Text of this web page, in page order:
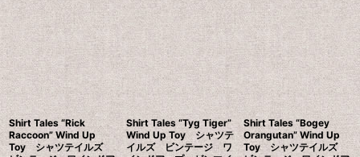
Shirt Tales “Rick
Raccoon” Wind Up
Toy シャツテイルズ
Shirt Tales “Tyg Tiger”
Wind Up Toy シャツテ
イルズ ビンテージ ワ
Shirt Tales “Bogey
Orangutan” Wind Up
Toy シャツテイルズ